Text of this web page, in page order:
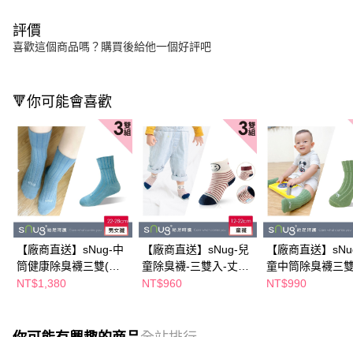
評價
喜歡這個商品嗎？購買後給他一個好評吧
🔻你可能會喜歡
【廠商直送】sNug-中
筒健康除臭襪三雙(馬
卡藍)-多尺寸任選
NT$1,380
【廠商直送】sNug-兒
童除臭襪-三雙入-丈青
米-多尺寸任選
NT$960
【廠商直送】
童中筒除臭襪三
梨綠)-多尺寸任選
NT$990